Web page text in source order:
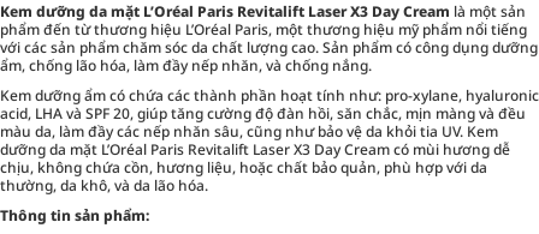
Kem dưỡng da mặt L’Oréal Paris Revitalift Laser X3 Day Cream là một sản
phẩm đến từ thương hiệu L’Oréal Paris, một thương hiệu mỹ phẩm nổi tiếng
với các sản phẩm chăm sóc da chất lượng cao. Sản phẩm có công dụng dưỡng
ẩm, chống lão hóa, làm đầy nếp nhăn, và chống nắng.
Kem dưỡng ẩm có chứa các thành phần hoạt tính như: pro-xylane, hyaluronic
acid, LHA và SPF 20, giúp tăng cường độ đàn hồi, săn chắc, mịn màng và đều
màu da, làm đầy các nếp nhăn sâu, cũng như bảo vệ da khỏi tia UV. Kem
dưỡng da mặt L’Oréal Paris Revitalift Laser X3 Day Cream có mùi hương dễ
chịu, không chứa cồn, hương liệu, hoặc chất bảo quản, phù hợp với da
thường, da khô, và da lão hóa.
Thông tin sản phẩm: